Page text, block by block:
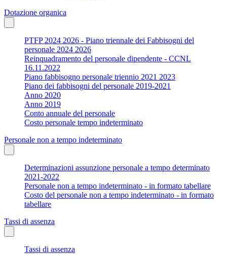
Dotazione organica
PTFP 2024 2026 - Piano triennale dei Fabbisogni del
personale 2024 2026
Reinquadramento del personale dipendente - CCNL
16.11.2022
Piano fabbisogno personale triennio 2021 2023
Piano dei fabbisogni del personale 2019-2021
Anno 2020
Anno 2019
Conto annuale del personale
Costo personale tempo indeterminato
Personale non a tempo indeterminato
Determinazioni assunzione personale a tempo determinato
2021-2022
Personale non a tempo indeterminato - in formato tabellare
Costo del personale non a tempo indeterminato - in formato
tabellare
Tassi di assenza
Tassi di assenza